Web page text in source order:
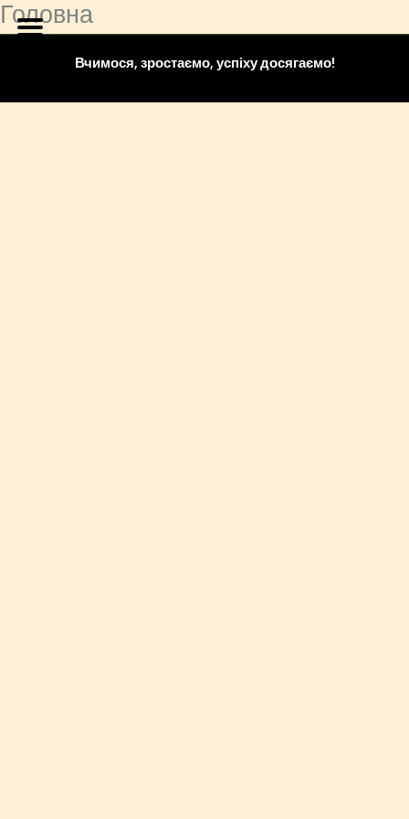
Перейти
до
Головна
Вчимося, зростаємо, успіху досягаємо!